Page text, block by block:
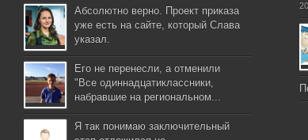
Абсолютно верно. Проект приказа
уже есть на сайте, который Слава
указал.
Его не перенесли, а отменили
"Все одиннадцатиклассники,
набравшие на региональном...
Я так понимаю заключительный